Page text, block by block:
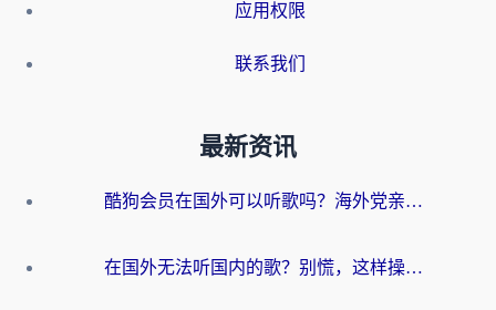
应用权限
联系我们
最新资讯
酷狗会员在国外可以听歌吗？海外党亲测有效：3步解决音乐权限难题
在国外无法听国内的歌？别慌，这样操作就能畅听QQ音乐（附亲测加速器推荐）